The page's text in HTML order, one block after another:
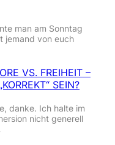
man am Sonntag
jemand von euch
VS. FREIHEIT –
SEIN?
danke. Ich halte im
nicht generell